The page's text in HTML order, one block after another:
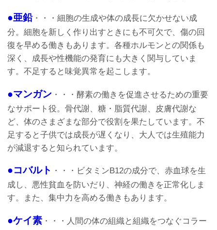
●亜鉛・・・細胞の生成や体の成長に欠かせない成
分。細胞を新しく作り出すときにも不可欠で、傷の回
復を早める働きもあります。各種ホルモンとの関係も
深く、成長や性機能の発育にも大きく関与していま
す。不足すると味覚異常を起こします。
●マンガン ・・・酵素の働きを促進させるための重要
なサポート役。骨代謝、糖・脂質代謝、皮膚代謝な
ど、体のさまざまな部分で役割を果たしています。不
足すると子供では成長が遅くなり、大人では生殖能力
が減退すると知られています。
●コバルト ・・・ビタミンB12の成分で、赤血球を生
成し、悪性貧血を防いだり、神経の働きを正常化しま
す。また、集中力を高める働きもあります。
●ケイ素 ・・・人間の体の組織と組織をつなぐコラー